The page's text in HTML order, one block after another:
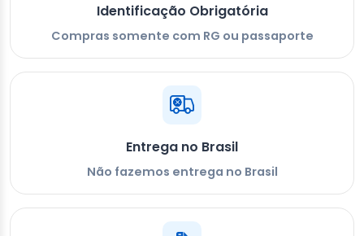
Identificação Obrigatória
Compras somente com RG ou passaporte
Entrega no Brasil
Não fazemos entrega no Brasil